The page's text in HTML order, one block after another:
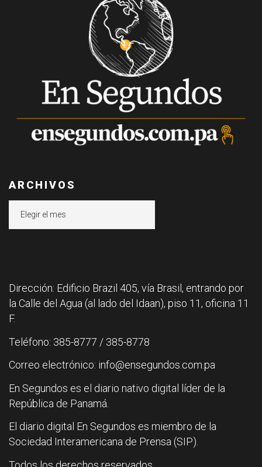
ARCHIVOS
Dirección: Edificio Brazil 405, vía Brasil, entrando por
la Calle del Agua (al lado del Idaan), piso 11, oficina 11
F.
Teléfono: 385-8777 / 385-8778
Correo electrónico: info@ensegundos.com.pa
En Segundos es el diario nativo digital líder de la
República de Panamá.
El diario digital En Segundos es miembro de la
Sociedad Interamericana de Prensa (SIP).